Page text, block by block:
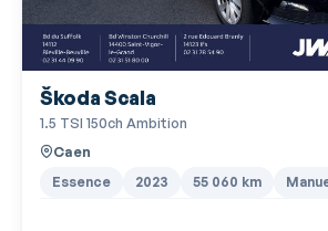
Feux arrière à LED
Feux de freinage d'urgence
Feux de jour à LED
Filtre à Pollen
Škoda Scala
1.5 TSI 150ch Ambition
Caen
Essence 2023 55 060 km